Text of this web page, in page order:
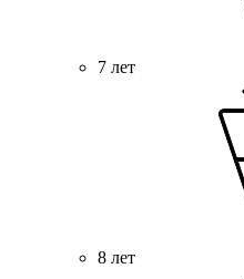
7 лет
8 лет